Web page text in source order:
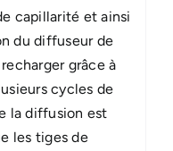
capillarité et ainsi
du diffuseur de
grâce à
cycles de
la diffusion est
les tiges de